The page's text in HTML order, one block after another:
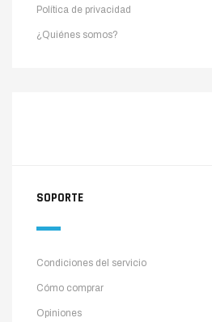
Política de privacidad
¿Quiénes somos?
SOPORTE
Condiciones del servicio
Cómo comprar
Opiniones